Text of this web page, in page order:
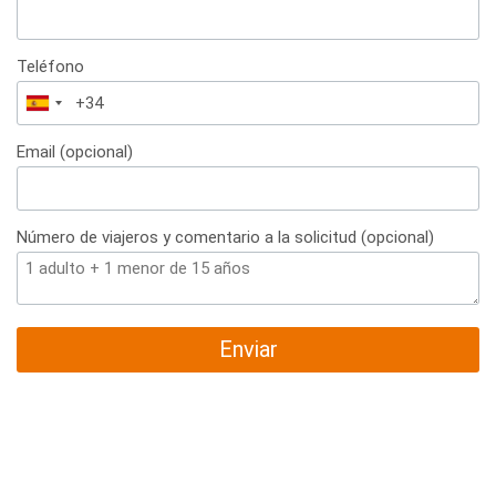
Teléfono
España
+34
Email (opcional)
Número de viajeros y comentario a la solicitud (opcional)
Enviar